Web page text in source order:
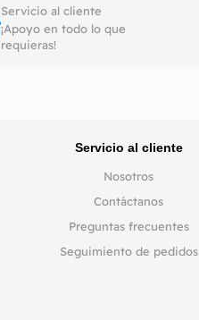
Servicio al cliente
¡Apoyo en todo lo que
requieras!
Servicio al cliente
Nosotros
Contáctanos
Preguntas frecuentes
Seguimiento de pedidos